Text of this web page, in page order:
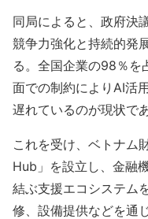
同局によると、政府決
競争力強化と持続的発
る。全国企業の98％を
面での制約によりAI活
遅れているのが現状で
これを受け、ベトナム
Hub」を設立し、金融
結ぶ支援エコシステム
修、設備提供などを通